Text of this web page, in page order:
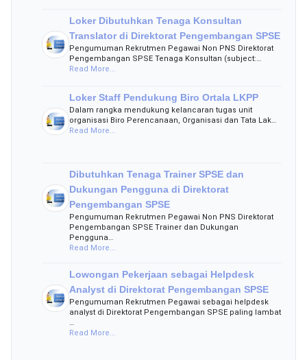
Loker Dibutuhkan Tenaga Konsultan
Translator di Direktorat Pengembangan SPSE
Pengumuman Rekrutmen Pegawai Non PNS Direktorat
Pengembangan SPSE Tenaga Konsultan (subject:…
Read More...
Loker Staff Pendukung Biro Ortala LKPP
Dalam rangka mendukung kelancaran tugas unit
organisasi Biro Perencanaan, Organisasi dan Tata Lak…
Read More...
Dibutuhkan Tenaga Trainer SPSE dan
Dukungan Pengguna di Direktorat
Pengembangan SPSE
Pengumuman Rekrutmen Pegawai Non PNS Direktorat
Pengembangan SPSE Trainer dan Dukungan
Pengguna…
Read More...
Lowongan Pekerjaan sebagai Helpdesk
Analyst di Direktorat Pengembangan SPSE
Pengumuman Rekrutmen Pegawai sebagai helpdesk
analyst di Direktorat Pengembangan SPSE paling lambat
…
Read More...